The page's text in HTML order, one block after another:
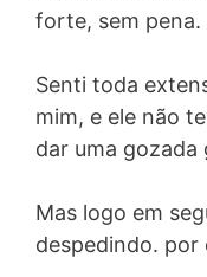
forte, sem pena.
Senti toda
mim, e ele não
dar uma
Mas logo em
despedindo.